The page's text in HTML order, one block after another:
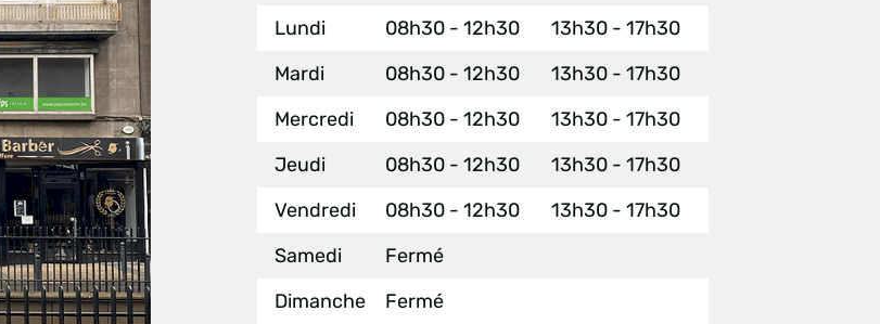
Lundi 08h30 - 12h30
13h30 - 17h30
Mardi
08h30 - 12h30
13h30 - 17h30
Mercredi
08h30 - 12h30
13h30 - 17h30
Jeudi
08h30 - 12h30
13h30 - 17h30
Vendredi
08h30 - 12h30
13h30 - 17h30
Samedi
Fermé
Dimanche
Fermé